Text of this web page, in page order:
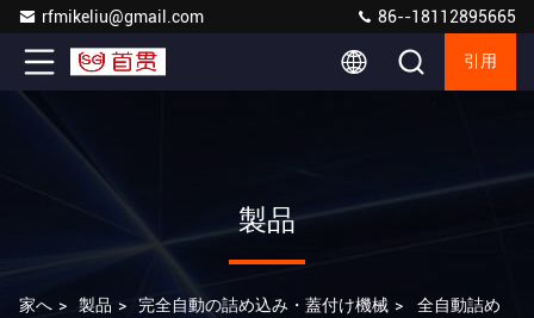
rfmikeliu@gmail.com 86--18112895665
引用
製品
家へ > 製品 > 完全自動の詰め込み・蓋付け機械 > 全自動詰め